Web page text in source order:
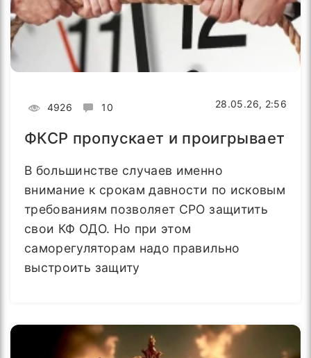
4926 10 28.05.26, 2:56
ФКСР пропускает и проигрывает
В большинстве случаев именно
внимание к срокам давности по исковым
требованиям позволяет СРО защитить
свои КФ ОДО. Но при этом
саморегуляторам надо правильно
выстроить защиту